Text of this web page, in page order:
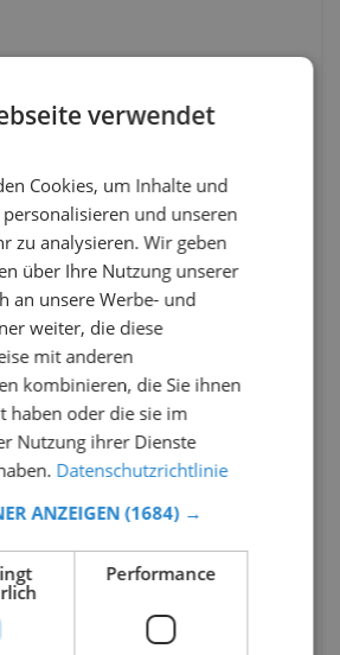
verwendet
Cookies, um Inhalte und
personalisieren und unseren
zu analysieren. Wir geben
über Ihre Nutzung unserer
an unsere Werbe- und
weiter, die diese
mit anderen
kombinieren, die Sie ihnen
haben oder die sie im
Nutzung ihrer Dienste
Datenschutzrichtlinie
ANZEIGEN (1684) →
Performance